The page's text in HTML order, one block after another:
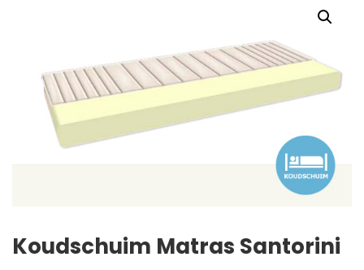
Koudschuim Matras Santorini